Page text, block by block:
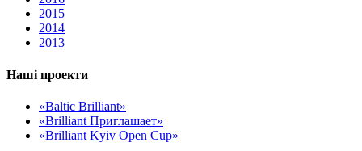
2015
2014
2013
Наші проекти
«Baltic Brilliant»
«Brilliant Приглашает»
«Brilliant Kyiv Open Cup»